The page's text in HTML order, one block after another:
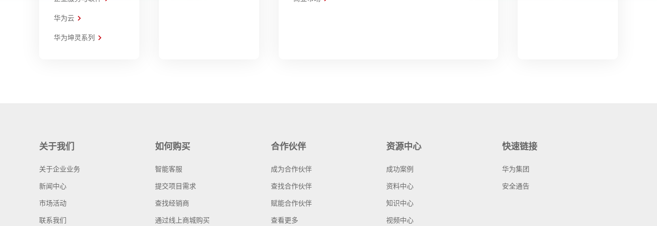
华为云
华为坤灵系列
关于我们
关于企业业务
新闻中心
市场活动
联系我们
如何购买
智能客服
提交项目需求
查找经销商
通过线上商城购买
合作伙伴
成为合作伙伴
查找合作伙伴
赋能合作伙伴
查看更多
资源中心
成功案例
资料中心
知识中心
视频中心
快速链接
华为集团
安全通告